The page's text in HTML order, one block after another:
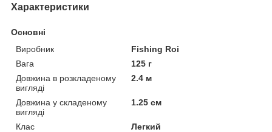
Характеристики
Основні
Виробник
Fishing Roi
Вага
125 г
Довжина в розкладеному
вигляді
2.4 м
Довжина у складеному
вигляді
1.25 см
Клас
Легкий